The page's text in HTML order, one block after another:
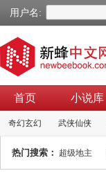
用户名:
首页 小说库
奇幻玄幻 武侠仙侠
热门搜索： 超级地主